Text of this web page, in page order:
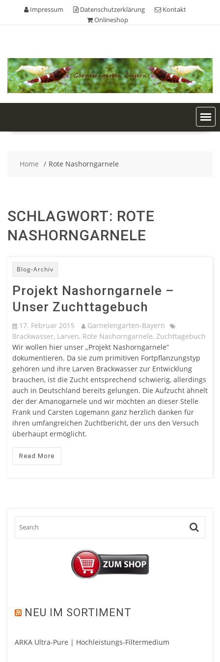
content
Impressum Datenschutzerklärung
Kontakt
Onlineshop
Home Rote Nashorngarnele
SCHLAGWORT: ROTE
NASHORNGARNELE
Blog-Archiv
Projekt Nashorngarnele –
Unser Zuchttagebuch
17. Februar 2015
Garnelengarten-Bayern
Brackwasser, Larven, Rote Nashorngarnele, Zuchttagebuch
Wir wollen hier unser „Projekt Nashorngarnele“
dokumentieren. Da sie zum primitiven Fortpflanzungstyp
gehören und ihre Larven Brackwasser zur Entwicklung
brauchen, ist die Zucht entsprechend schwierig, allerdings
auch in Deutschland bereits gelungen. Die Aufzucht ähnelt
der der Amanogarnele und wir möchten an dieser Stelle
Frank und Carsten Logemann ganz herzlich danken für
ihren umfangreichen Zuchtbericht, der uns den Versuch
überhaupt ermöglicht.
Read More
NEU IM SORTIMENT
ARKA Ultra-Pure | Hochleistungs-Filtermedium